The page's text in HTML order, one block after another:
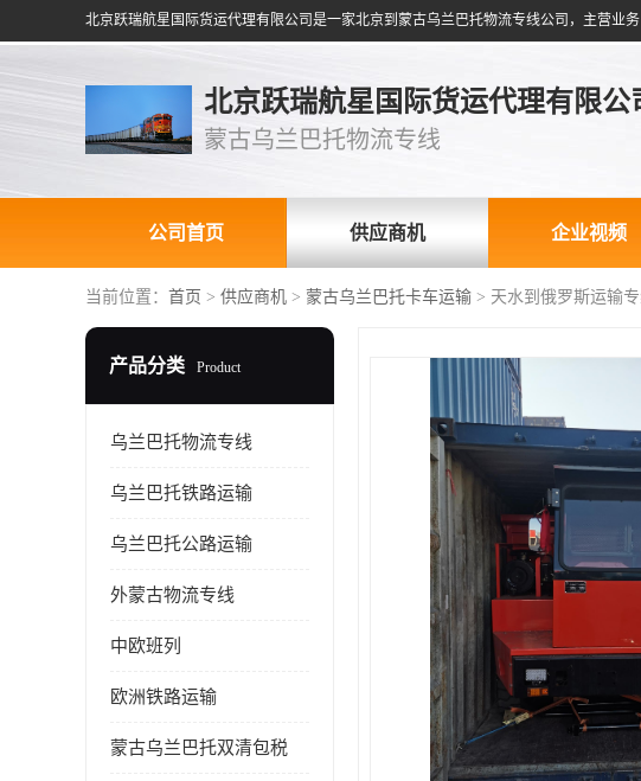
北京跃瑞航星国际货运代理有限公
蒙古乌兰巴托物流专线
公司首页 供应商机 企业视频
当前位置： 首页 > 供应商机 > 蒙古乌兰巴托卡车运输 > 天水到俄罗斯运输专
产品分类 Product
乌兰巴托物流专线
乌兰巴托铁路运输
乌兰巴托公路运输
外蒙古物流专线
中欧班列
欧洲铁路运输
蒙古乌兰巴托双清包税